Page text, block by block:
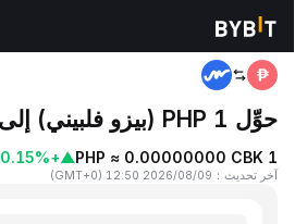
المنزٍل PHP to CBK
حوِّل 1 PHP (بيزو فلبيني) إلى CBK (Cobak)
1 PHP ≈ 0.00000000 CBK
▲
+0.15%
آخر تحديث：
2026/08/09 12:50
(
GMT+0
)